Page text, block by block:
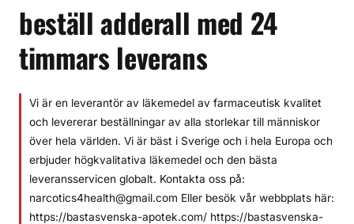
beställ adderall med 24
timmars leverans
Vi är en leverantör av läkemedel av farmaceutisk kvalitet
och levererar beställningar av alla storlekar till människor
över hela världen. Vi är bäst i Sverige och i hela Europa och
erbjuder högkvalitativa läkemedel och den bästa
leveransservicen globalt. Kontakta oss på:
narcotics4health@gmail.com Eller besök vår webbplats här:
https://bastasvenska-apotek.com/ https://bastasvenska-